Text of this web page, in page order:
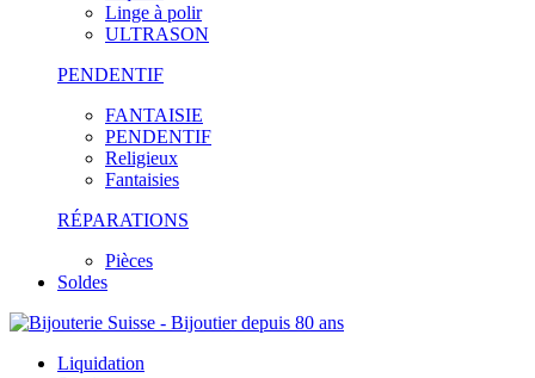
Linge à polir
ULTRASON
PENDENTIF
FANTAISIE
PENDENTIF
Religieux
Fantaisies
RÉPARATIONS
Pièces
Soldes
Liquidation